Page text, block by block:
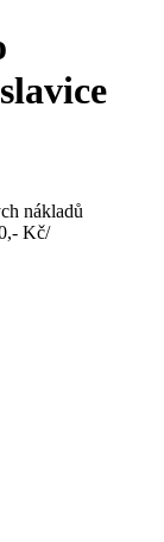
nákladů
Kč/